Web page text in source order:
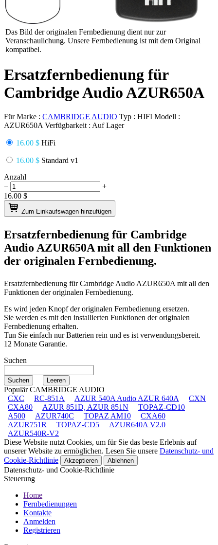
Das Bild der originalen Fernbedienung dient nur zur
Veranschaulichung. Unsere Fernbedienung ist mit dem Original
kompatibel.
Ersatzfernbedienung für
Cambridge Audio AZUR650A
Für Marke : CAMBRIDGE AUDIO Typ : HIFI Modell :
AZUR650A Verfügbarkeit : Auf Lager
16.00 $ HiFi
16.00 $ Standard v1
Anzahl
−
+
16.00 $
Zum Einkaufswagen hinzufügen
Ersatzfernbedienung für Cambridge
Audio AZUR650A mit all den Funktionen
der originalen Fernbedienung.
Ersatzfernbedienung fürCambridge Audio AZUR650A mit all den
Funktionen der originalen Fernbedienung.
Es wird jeden Knopf der originalen Fernbedienung ersetzen.
Sie werden es mit den installierten Funktionen der originalen
Fernbedienung erhalten.
Tun Sie einfach nur Batterien rein und es ist verwendungsbereit.
12 Monate Garantie.
Suchen
Populär CAMBRIDGE AUDIO
CXC
RC-851A AZUR 540A Audio AZUR 640A
CXN
CXA80
AZUR 851D, AZUR 851N
TOPAZ-CD10
A500
AZUR740C TOPAZ AM10
CXA60
AZUR751R
TOPAZ-CD5
AZUR640A V2.0
AZUR540R-V2
Diese Website nutzt Cookies, um für Sie das beste Erlebnis auf
unserer Website zu ermöglichen. Lesen Sie unsere Datenschutz- und
Cookie-Richtlinie
Akzeptieren Ablehnen
Datenschutz- und Cookie-Richtlinie
Steuerung
Home
Fernbedienungen
Kontakte
Anmelden
Registrieren